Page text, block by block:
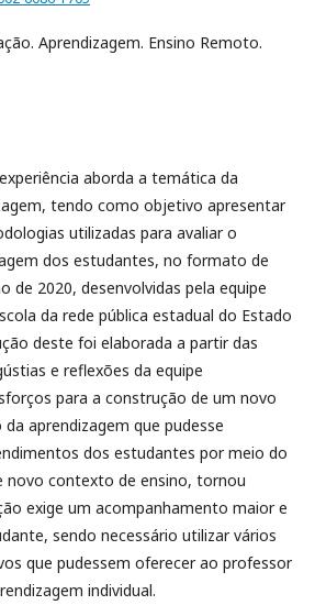
Aprendizagem. Ensino Remoto.
aborda a temática da
tendo como objetivo apresentar
utilizadas para avaliar o
dos estudantes, no formato de
de 2020, desenvolvidas pela equipe
da rede pública estadual do Estado
deste foi elaborada a partir das
e reflexões da equipe
para a construção de um novo
aprendizagem que pudesse
dos estudantes por meio do
novo contexto de ensino, tornou
exige um acompanhamento maior e
sendo necessário utilizar vários
que pudessem oferecer ao professor
individual.